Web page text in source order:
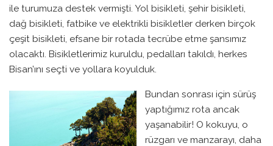
ile turumuza destek vermişti. Yol bisikleti, şehir bisikleti,
dağ bisikleti, fatbike ve elektrikli bisikletler derken birçok
çeşit bisikleti, efsane bir rotada tecrübe etme şansımız
olacaktı. Bisikletlerimiz kuruldu, pedalları takıldı, herkes
Bisan’ını seçti ve yollara koyulduk.
Bundan sonrası için sürüş
yaptığımız rota ancak
yaşanabilir! O kokuyu, o
rüzgarı ve manzarayı, daha